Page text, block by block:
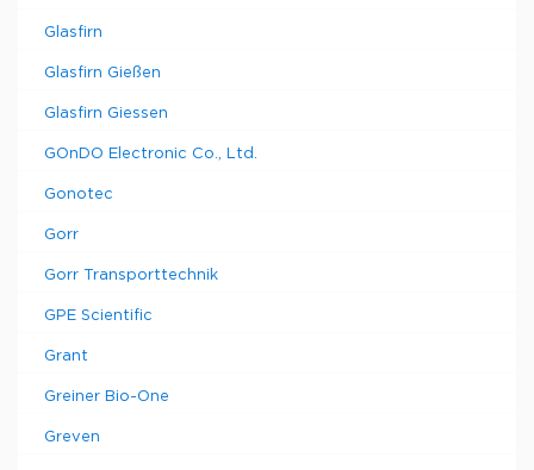
Glasfirn
Glasfirn Gießen
Glasfirn Giessen
GOnDO Electronic Co., Ltd.
Gonotec
Gorr
Gorr Transporttechnik
GPE Scientific
Grant
Greiner Bio-One
Greven